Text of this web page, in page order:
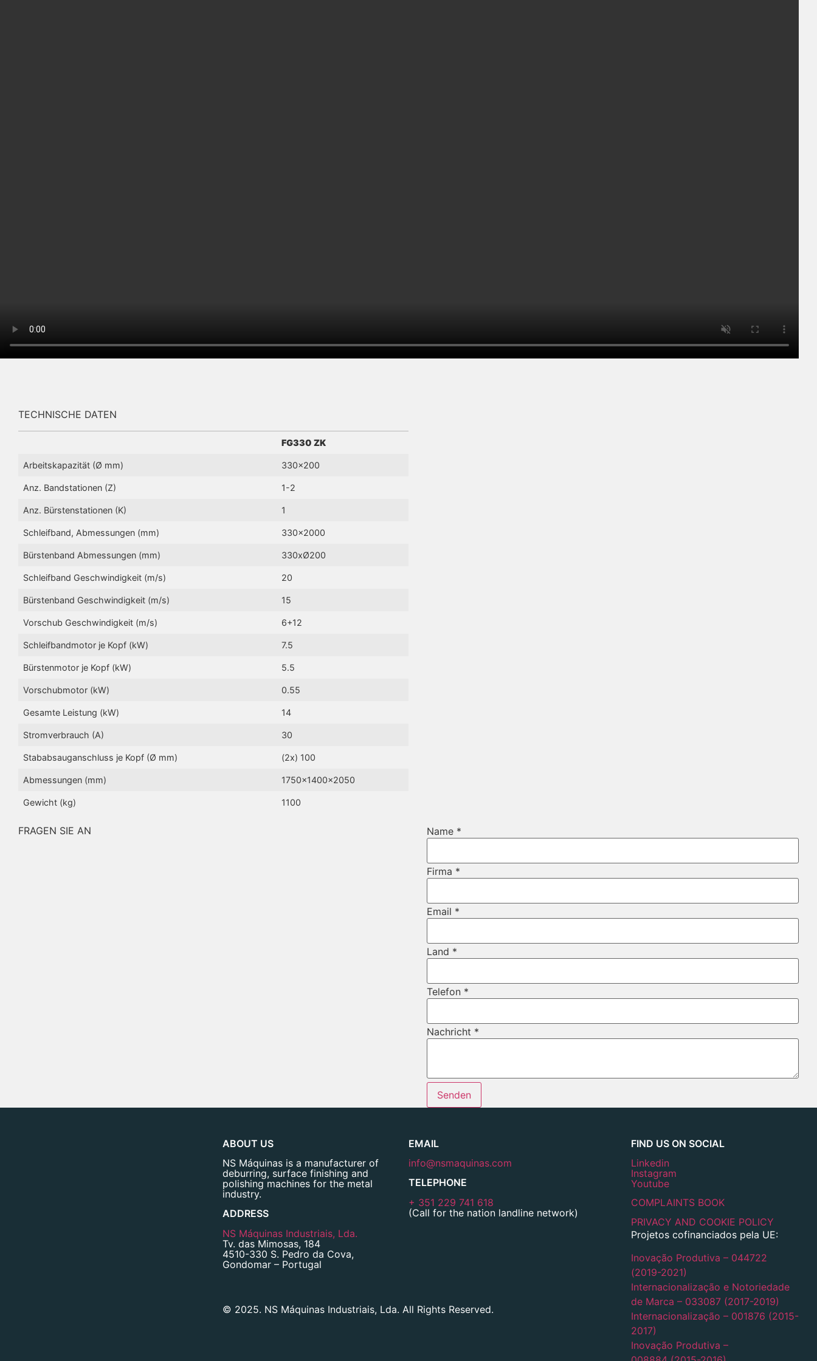
TECHNISCHE DATEN
FG330 ZK
Arbeitskapazität (Ø mm) 330×200
Anz. Bandstationen (Z) 1-2
Anz. Bürstenstationen (K) 1
Schleifband, Abmessungen (mm) 330×2000
Bürstenband Abmessungen (mm) 330xØ200
Schleifband Geschwindigkeit (m/s) 20
Bürstenband Geschwindigkeit (m/s) 15
Vorschub Geschwindigkeit (m/s) 6+12
Schleifbandmotor je Kopf (kW) 7.5
Bürstenmotor je Kopf (kW) 5.5
Vorschubmotor (kW) 0.55
Gesamte Leistung (kW) 14
Stromverbrauch (A) 30
Stababsauganschluss je Kopf (Ø mm) (2x) 100
Abmessungen (mm) 1750x1400x2050
Gewicht (kg) 1100
FRAGEN SIE AN Name *
Firma *
Email *
Land *
Telefon *
Firma
Email
Nachricht *
Senden
ABOUT US
NS Máquinas is a manufacturer of
deburring, surface finishing and
polishing machines for the metal
industry.
ADDRESS
NS Máquinas Industriais, Lda.
Tv. das Mimosas, 184
4510-330 S. Pedro da Cova,
Gondomar – Portugal
EMAIL
info@nsmaquinas.com
TELEPHONE
+ 351 229 741 618
(Call for the nation landline network)
© 2025. NS Máquinas Industriais, Lda. All Rights Reserved.
FIND US ON SOCIAL
Linkedin
Instagram
Youtube
COMPLAINTS BOOK
PRIVACY AND COOKIE POLICY
Projetos cofinanciados pela UE:
Inovação Produtiva – 044722
(2019-2021)
Internacionalização e Notoriedade
de Marca – 033087 (2017-2019)
Internacionalização – 001876 (2015-
2017)
Inovação Produtiva –